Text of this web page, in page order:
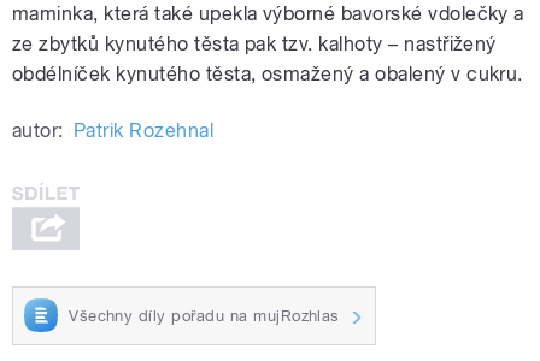
maminka, která také upekla výborné bavorské vdolečky a
ze zbytků kynutého těsta pak tzv. kalhoty – nastřižený
obdélníček kynutého těsta, osmažený a obalený v cukru.
autor: Patrik Rozehnal
Všechny díly pořadu na mujRozhlas